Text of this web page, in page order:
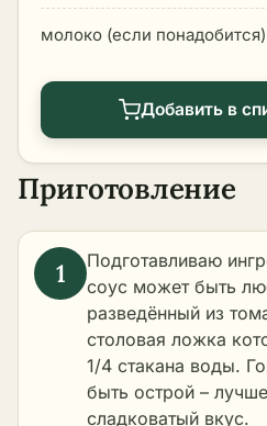
молоко (если понадобится)
Добавить в
Приготовление
Подготавливаю
соус может быть
разведённый из
столовая ложка
1/4 стакана воды.
быть острой –
сладковатый вкус.